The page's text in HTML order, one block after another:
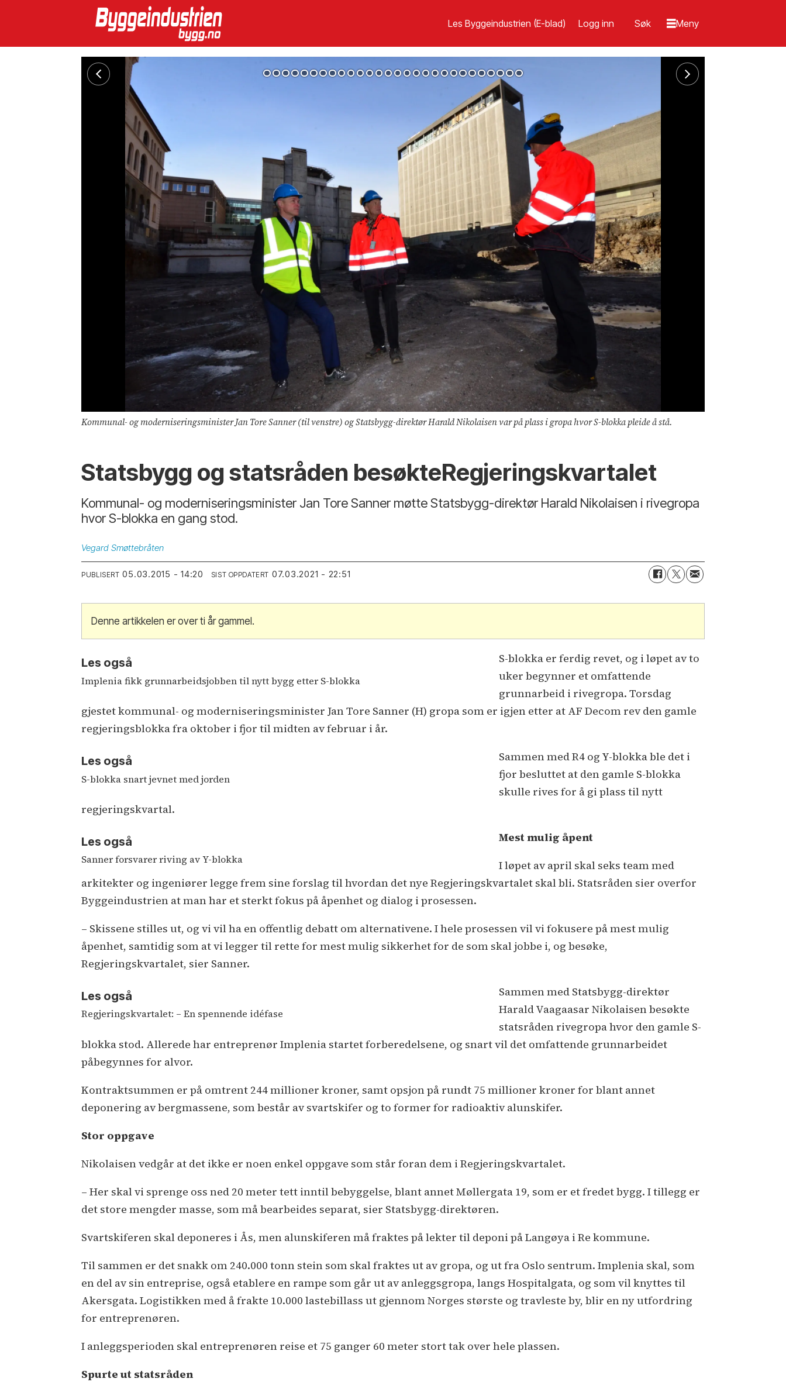
Les Byggeindustrien (E-blad) Logg inn
Kommunal- og moderniseringsminister Jan Tore Sanner (til venstre) og Statsbygg-direktør Harald Nikolaisen var på plass i gropa hvor S-blokka pleide å stå.
Statsbygg og statsråden besøkteRegjeringskvartalet
Kommunal- og moderniseringsminister Jan Tore Sanner møtte Statsbygg-direktør Harald Nikolaisen i rivegropa
hvor S-blokka en gang stod.
Vegard Smøttebråten
PUBLISERT 05.03.2015 - 14:20 SIST OPPDATERT 07.03.2021 - 22:51
Denne artikkelen er over ti år gammel.
Les også
Implenia fikk grunnarbeidsjobben til nytt bygg etter S-blokka
S-blokka er ferdig revet, og i løpet av to
uker begynner et omfattende
grunnarbeid i rivegropa. Torsdag
gjestet kommunal- og moderniseringsminister Jan Tore Sanner (H) gropa som er igjen etter at AF Decom rev den gamle
regjeringsblokka fra oktober i fjor til midten av februar i år.
Les også
S-blokka snart jevnet med jorden
Sammen med R4 og Y-blokka ble det i
fjor besluttet at den gamle S-blokka
skulle rives for å gi plass til nytt
regjeringskvartal.
Les også
Sanner forsvarer riving av Y-blokka
Mest mulig åpent
I løpet av april skal seks team med
arkitekter og ingeniører legge frem sine forslag til hvordan det nye Regjeringskvartalet skal bli. Statsråden sier overfor
Byggeindustrien at man har et sterkt fokus på åpenhet og dialog i prosessen.
– Skissene stilles ut, og vi vil ha en offentlig debatt om alternativene. I hele prosessen vil vi fokusere på mest mulig
åpenhet, samtidig som at vi legger til rette for mest mulig sikkerhet for de som skal jobbe i, og besøke,
Regjeringskvartalet, sier Sanner.
Les også
Regjeringskvartalet: – En spennende idéfase
Sammen med Statsbygg-direktør
Harald Vaagaasar Nikolaisen besøkte
statsråden rivegropa hvor den gamle S-
blokka stod. Allerede har entreprenør Implenia startet forberedelsene, og snart vil det omfattende grunnarbeidet
påbegynnes for alvor.
Kontraktsummen er på omtrent 244 millioner kroner, samt opsjon på rundt 75 millioner kroner for blant annet
deponering av bergmassene, som består av svartskifer og to former for radioaktiv alunskifer.
Stor oppgave
Nikolaisen vedgår at det ikke er noen enkel oppgave som står foran dem i Regjeringskvartalet.
– Her skal vi sprenge oss ned 20 meter tett inntil bebyggelse, blant annet Møllergata 19, som er et fredet bygg. I tillegg er
det store mengder masse, som må bearbeides separat, sier Statsbygg-direktøren.
Svartskiferen skal deponeres i Ås, men alunskiferen må fraktes på lekter til deponi på Langøya i Re kommune.
Til sammen er det snakk om 240.000 tonn stein som skal fraktes ut av gropa, og ut fra Oslo sentrum. Implenia skal, som
en del av sin entreprise, også etablere en rampe som går ut av anleggsgropa, langs Hospitalgata, og som vil knyttes til
Akersgata. Logistikken med å frakte 10.000 lastebillass ut gjennom Norges største og travleste by, blir en ny utfordring
for entreprenøren.
I anleggsperioden skal entreprenøren reise et 75 ganger 60 meter stort tak over hele plassen.
Spurte ut statsråden